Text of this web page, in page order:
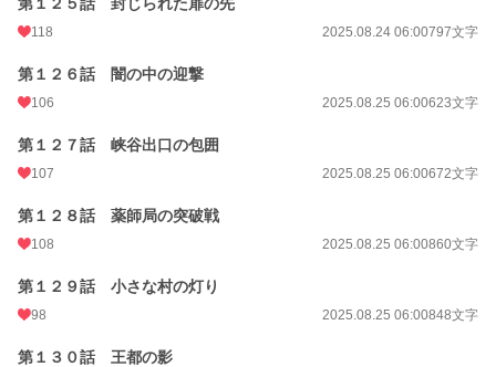
118 2025.08.24 06:00797文字
第１２６話 闇の中の迎撃
106 2025.08.25 06:00623文字
第１２７話 峡谷出口の包囲
107 2025.08.25 06:00672文字
第１２８話 薬師局の突破戦
108 2025.08.25 06:00860文字
第１２９話 小さな村の灯り
98 2025.08.25 06:00848文字
第１３０話 王都の影